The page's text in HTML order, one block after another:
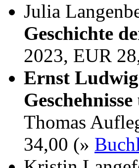
Julia
Geschichte
2023, EUR
Ernst Ludwig
Thomas
34,00 (»